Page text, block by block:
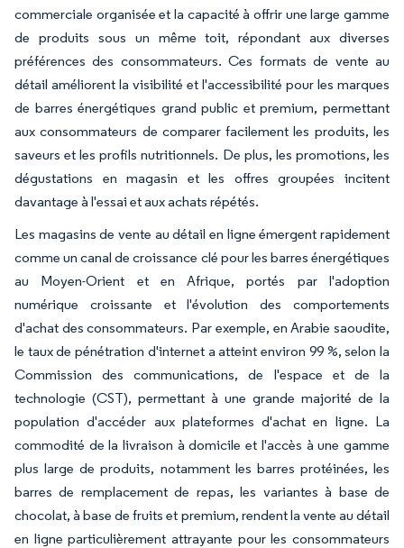
commerciale organisée et la capacité à offrir une large gamme
de produits sous un même toit, répondant aux diverses
préférences des consommateurs. Ces formats de vente au
détail améliorent la visibilité et l'accessibilité pour les marques
de barres énergétiques grand public et premium, permettant
aux consommateurs de comparer facilement les produits, les
saveurs et les profils nutritionnels. De plus, les promotions, les
dégustations en magasin et les offres groupées incitent
davantage à l'essai et aux achats répétés.
Les magasins de vente au détail en ligne émergent rapidement
comme un canal de croissance clé pour les barres énergétiques
au Moyen-Orient et en Afrique, portés par l'adoption
numérique croissante et l'évolution des comportements
d'achat des consommateurs. Par exemple, en Arabie saoudite,
le taux de pénétration d'internet a atteint environ 99 %, selon la
Commission des communications, de l'espace et de la
technologie (CST), permettant à une grande majorité de la
population d'accéder aux plateformes d'achat en ligne. La
commodité de la livraison à domicile et l'accès à une gamme
plus large de produits, notamment les barres protéinées, les
barres de remplacement de repas, les variantes à base de
chocolat, à base de fruits et premium, rendent la vente au détail
en ligne particulièrement attrayante pour les consommateurs